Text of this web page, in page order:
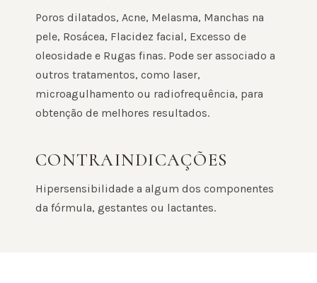
Poros dilatados, Acne, Melasma, Manchas na
pele, Rosácea, Flacidez facial, Excesso de
oleosidade e Rugas finas. Pode ser associado a
outros tratamentos, como laser,
microagulhamento ou radiofrequência, para
obtenção de melhores resultados.
CONTRAINDICAÇÕES
Hipersensibilidade a algum dos componentes
da fórmula, gestantes ou lactantes.